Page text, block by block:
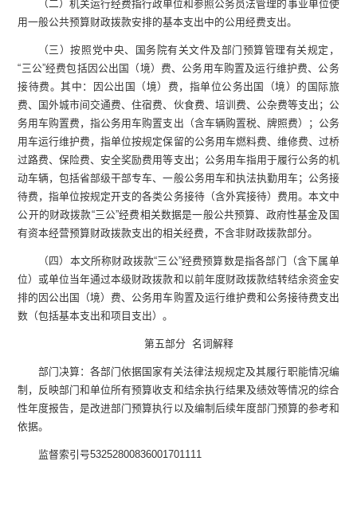
（二）机关运行经费指行政单位和参照公务员法管理的事业单位使
用一般公共预算财政拨款安排的基本支出中的公用经费支出。
（三）按照党中央、国务院有关文件及部门预算管理有关规定，
“三公”经费包括因公出国（境）费、公务用车购置及运行维护费、公务
接待费。其中：因公出国（境）费，指单位公务出国（境）的国际旅
费、国外城市间交通费、住宿费、伙食费、培训费、公杂费等支出；公
务用车购置费，指公务用车购置支出（含车辆购置税、牌照费）；公务
用车运行维护费，指单位按规定保留的公务用车燃料费、维修费、过桥
过路费、保险费、安全奖励费用等支出；公务用车指用于履行公务的机
动车辆，包括省部级干部专车、一般公务用车和执法执勤用车；公务接
待费，指单位按规定开支的各类公务接待（含外宾接待）费用。本文中
公开的财政拨款“三公”经费相关数据是一般公共预算、政府性基金及国
有资本经营预算财政拨款支出的相关经费，不含非财政拨款部分。
（四）本文所称财政拨款“三公”经费预算数是指各部门（含下属单
位）或单位当年通过本级财政拨款和以前年度财政拨款结转结余资金安
排的因公出国（境）费、公务用车购置及运行维护费和公务接待费支出
数（包括基本支出和项目支出）。
第五部分 名词解释
部门决算：各部门依据国家有关法律法规规定及其履行职能情况编
制，反映部门和单位所有预算收支和结余执行结果及绩效等情况的综合
性年度报告，是改进部门预算执行以及编制后续年度部门预算的参考和
依据。
监督索引号53252800836001701111